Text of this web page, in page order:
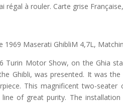
régal à rouler. Carte grise
1969 Maserati GhibliM 4,7L,
Turin Motor Show, on the Ghia
Ghibli, was presented. It was
This magnificent two-seater
line of great purity. The